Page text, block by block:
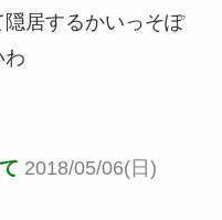
居するかいっそぽ
わ
2018/05/06(日)